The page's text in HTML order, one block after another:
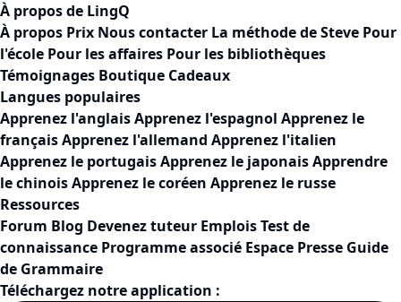
À propos de LingQ
À propos Prix Nous contacter La méthode de Steve Pour
l'école Pour les affaires Pour les bibliothèques
Témoignages Boutique Cadeaux
Langues populaires
Apprenez l'anglaisApprenez l'espagnol Apprenez le
françaisApprenez l'allemand Apprenez l'italien
Apprenez le portugaisApprenez le japonaisApprendre
le chinoisApprenez le coréen Apprenez le russe
Ressources
Forum Blog Devenez tuteur EmploisTest de
connaissance Programme associé Espace Presse Guide
de Grammaire
Téléchargez notre application :